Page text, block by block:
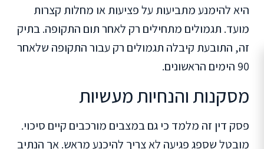
היא להימנע מתביעות על פציעות או מחלות קצרות
מועד. תגמולים מתחילים רק לאחר תום התקופה. בתיק
זה, התובעת קיבלה תגמולים רק עבור התקופה שלאחר
90 הימים הראשונים.
מסקנות והנחיות מעשיות
פסק דין זה מלמד כי גם במצבים מורכבים קיים סיכוי.
מובטל שספג פגיעה לא צריך להיכנע מראש. אך הנתיב